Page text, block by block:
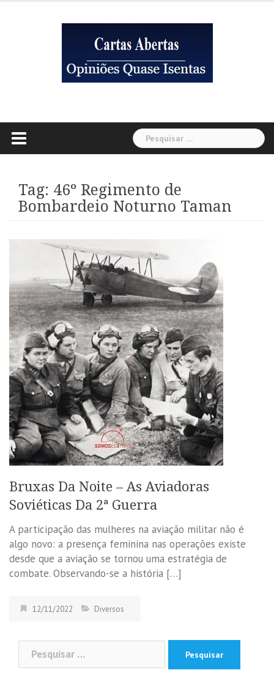
Pesquisar
por:
Tag: 46º Regimento de
Bombardeio Noturno Taman
Bruxas Da Noite – As Aviadoras
Soviéticas Da 2ª Guerra
A participação das mulheres na aviação militar não é
algo novo: a presença feminina nas operações existe
desde que a aviação se tornou uma estratégia de
combate. Observando-se a história […]
12/11/2022 Diversos
Pesquisar
por: